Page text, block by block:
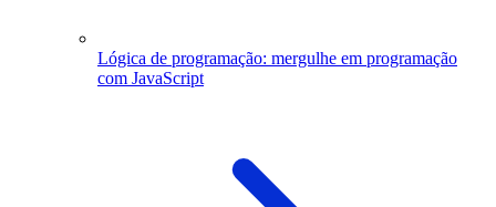
Lógica de programação: mergulhe em programação
com JavaScript